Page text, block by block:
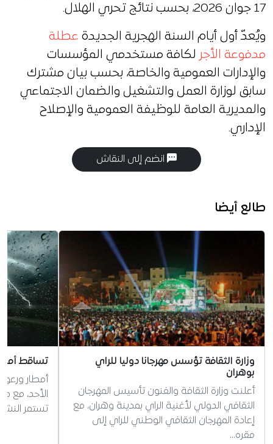
17 جوان 2026، بحسب نتائج تحري الهلال.
ويُعدّ أول أيام السنة الهجرية الجديدة عطلة
مدفوعة الأجر لكافة مستخدمي المؤسسات
والإدارات العمومية والخاصة، بحسب بيان مشترك
سابق لوزارة العمل والتشغيل والضمان الاجتماعي
والمديرية العامة للوظيفة العمومية والإصلاح
الإداري.
انضم إلى النقاش
طالع أيضا
وزارة الثقافة تؤسس مهرجانا دوليا للراي
بوهران
أعلنت وزارة الثقافة والفنون تأسيس المهرجان
الثقافي الدولي لأغنية الراي بمدينة وهران، مع
إعادة المهرجان الثقافي الوطني للراي إلى
مقره…
تساقط
أمطار
تستمر